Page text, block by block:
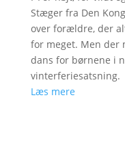
Stæger fra Den
over forældre, der
for meget. Men der
dans for børnene i
vinterferiesatsning.
Læs mere